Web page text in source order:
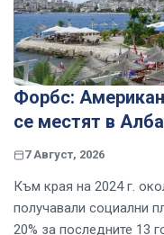
Форбс:
се местят в
7 Август, 2026
Към края на 2024 г.
получавали социални
20% за последните 13